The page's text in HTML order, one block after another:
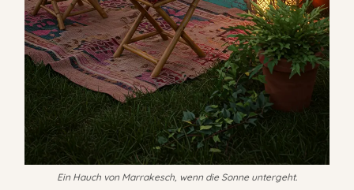
Ein Hauch von Marrakesch, wenn die Sonne untergeht.